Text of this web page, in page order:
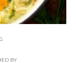
BY